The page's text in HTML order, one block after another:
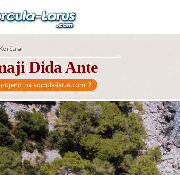
Dida Ante
na korcula-larus.com:2